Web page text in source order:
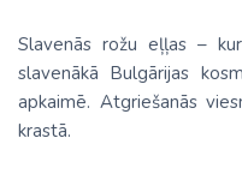
Slavenās rožu eļļas –
slavenākā Bulgārijas
apkaimē. Atgriešanās
krastā.